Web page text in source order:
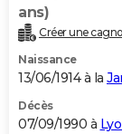
ans)
Créer une
Naissance
13/06/1914 à la
Décès
07/09/1990 à